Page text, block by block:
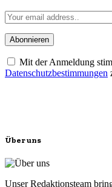
Mit der Anmeldung
Datenschutzbestimmungen
Über uns
Unser Redaktionsteam